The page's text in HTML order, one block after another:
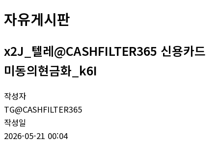
자유게시판
x2J_텔레@CASHFILTER365 신용카드
미동의현금화_k6I
작성자
TG@CASHFILTER365
작성일
2026-05-21 00:04